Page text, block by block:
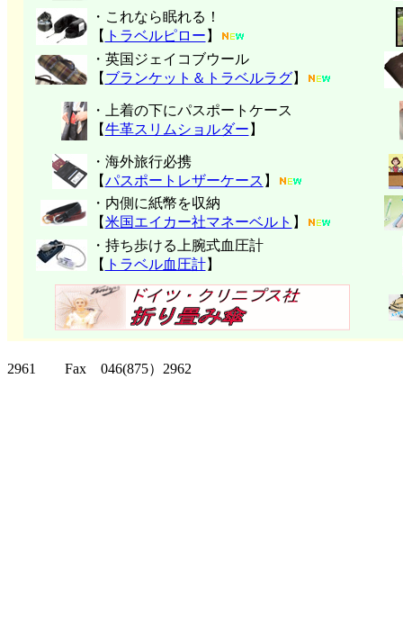
・これなら眠れる！
【 トラベルピロー 】
・英国ジェイコブウール
【 ブランケット＆トラベルラグ】
・上着の下にパスポートケース
【牛革スリムショルダー 】
・海外旅行必携
【パスポートレザーケース 】
・内側に紙幣を収納
【米国エイカー社マネーベルト 】
・持ち歩ける上腕式血圧計
【 トラベル血圧計】
2961 Fax 046(875）2962